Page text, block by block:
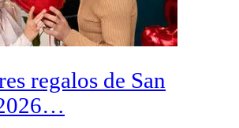
regalos de San